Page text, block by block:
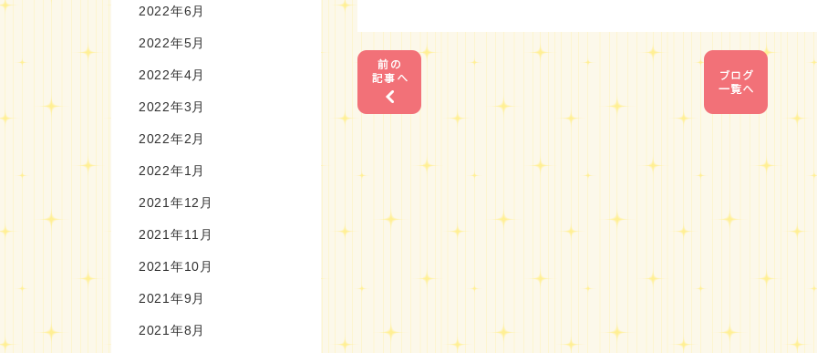
2022年6月
2022年5月
2022年4月
2022年3月
2022年2月
2022年1月
2021年12月
2021年11月
2021年10月
2021年9月
2021年8月
1